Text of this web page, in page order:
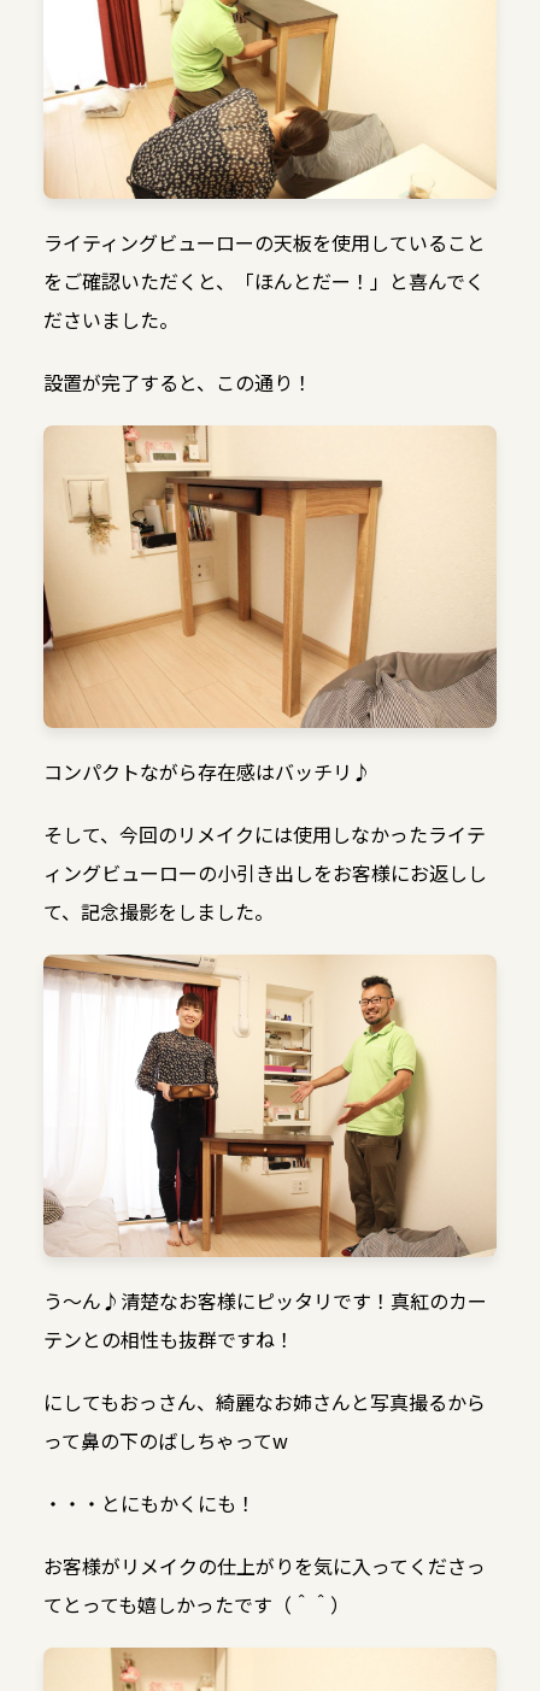
ライティングビューローの天板を使用していること
をご確認いただくと、「ほんとだー！」と喜んでく
ださいました。
設置が完了すると、この通り！
コンパクトながら存在感はバッチリ♪
そして、今回のリメイクには使用しなかったライテ
ィングビューローの小引き出しをお客様にお返しし
て、記念撮影をしました。
う〜ん♪清楚なお客様にピッタリです！真紅のカー
テンとの相性も抜群ですね！
にしてもおっさん、綺麗なお姉さんと写真撮るから
って鼻の下のばしちゃってw
・・・とにもかくにも！
お客様がリメイクの仕上がりを気に入ってくださっ
てとっても嬉しかったです（＾＾）